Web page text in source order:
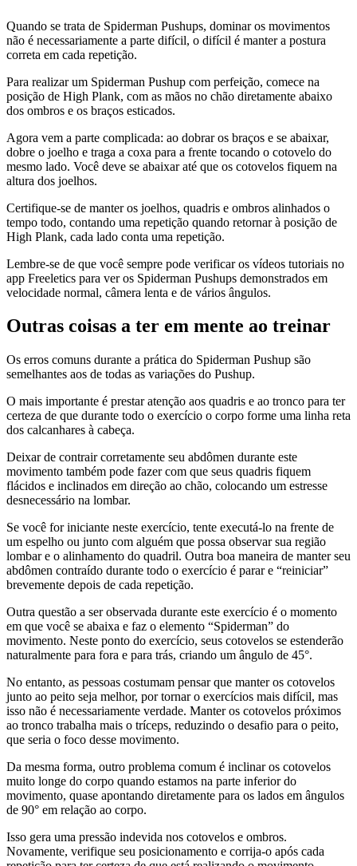
Quando se trata de Spiderman Pushups, dominar os movimentos
não é necessariamente a parte difícil, o difícil é manter a postura
correta em cada repetição.
Para realizar um Spiderman Pushup com perfeição, comece na
posição de High Plank, com as mãos no chão diretamente abaixo
dos ombros e os braços esticados.
Agora vem a parte complicada: ao dobrar os braços e se abaixar,
dobre o joelho e traga a coxa para a frente tocando o cotovelo do
mesmo lado. Você deve se abaixar até que os cotovelos fiquem na
altura dos joelhos.
Certifique-se de manter os joelhos, quadris e ombros alinhados o
tempo todo, contando uma repetição quando retornar à posição de
High Plank, cada lado conta uma repetição.
Lembre-se de que você sempre pode verificar os vídeos tutoriais no
app Freeletics para ver os Spiderman Pushups demonstrados em
velocidade normal, câmera lenta e de vários ângulos.
Outras coisas a ter em mente ao treinar
Os erros comuns durante a prática do Spiderman Pushup são
semelhantes aos de todas as variações do Pushup.
O mais importante é prestar atenção aos quadris e ao tronco para ter
certeza de que durante todo o exercício o corpo forme uma linha reta
dos calcanhares à cabeça.
Deixar de contrair corretamente seu abdômen durante este
movimento também pode fazer com que seus quadris fiquem
flácidos e inclinados em direção ao chão, colocando um estresse
desnecessário na lombar.
Se você for iniciante neste exercício, tente executá-lo na frente de
um espelho ou junto com alguém que possa observar sua região
lombar e o alinhamento do quadril. Outra boa maneira de manter seu
abdômen contraído durante todo o exercício é parar e “reiniciar”
brevemente depois de cada repetição.
Outra questão a ser observada durante este exercício é o momento
em que você se abaixa e faz o elemento “Spiderman” do
movimento. Neste ponto do exercício, seus cotovelos se estenderão
naturalmente para fora e para trás, criando um ângulo de 45°.
No entanto, as pessoas costumam pensar que manter os cotovelos
junto ao peito seja melhor, por tornar o exercícios mais difícil, mas
isso não é necessariamente verdade. Manter os cotovelos próximos
ao tronco trabalha mais o tríceps, reduzindo o desafio para o peito,
que seria o foco desse movimento.
Da mesma forma, outro problema comum é inclinar os cotovelos
muito longe do corpo quando estamos na parte inferior do
movimento, quase apontando diretamente para os lados em ângulos
de 90° em relação ao corpo.
Isso gera uma pressão indevida nos cotovelos e ombros.
Novamente, verifique seu posicionamento e corrija-o após cada